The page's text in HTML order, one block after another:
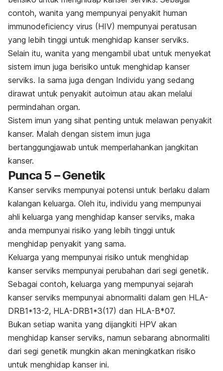
contoh, wanita yang mempunyai penyakit human
immunodeficiency virus (HIV) mempunyai peratusan
yang lebih tinggi untuk menghidap kanser serviks.
Selain itu, wanita yang mengambil ubat untuk menyekat
sistem imun juga berisiko untuk menghidap kanser
serviks. Ia sama juga dengan Individu yang sedang
dirawat untuk penyakit autoimun atau akan melalui
permindahan organ.
Sistem imun yang sihat penting untuk melawan penyakit
kanser. Malah dengan sistem imun juga
bertanggungjawab untuk memperlahankan jangkitan
kanser.
Punca 5 – Genetik
Kanser serviks mempunyai potensi untuk berlaku dalam
kalangan keluarga. Oleh itu, individu yang mempunyai
ahli keluarga yang menghidap kanser serviks, maka
anda mempunyai risiko yang lebih tinggi untuk
menghidap penyakit yang sama.
Keluarga yang mempunyai risiko untuk menghidap
kanser serviks mempunyai perubahan dari segi genetik.
Sebagai contoh, keluarga yang mempunyai sejarah
kanser serviks mempunyai abnormaliti dalam gen HLA-
DRB1*13-2, HLA-DRB1*3(17) dan HLA-B*07.
Bukan setiap wanita yang dijangkiti HPV akan
menghidap kanser serviks, namun sebarang abnormaliti
dari segi genetik mungkin akan meningkatkan risiko
untuk menghidap kanser ini.